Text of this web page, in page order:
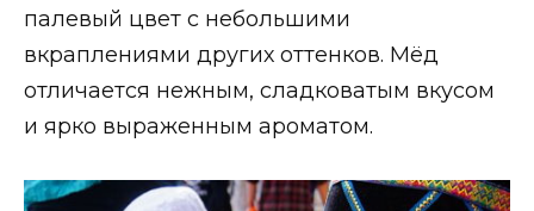
палевый цвет с небольшими
вкраплениями других оттенков. Мёд
отличается нежным, сладковатым вкусом
и ярко выраженным ароматом.